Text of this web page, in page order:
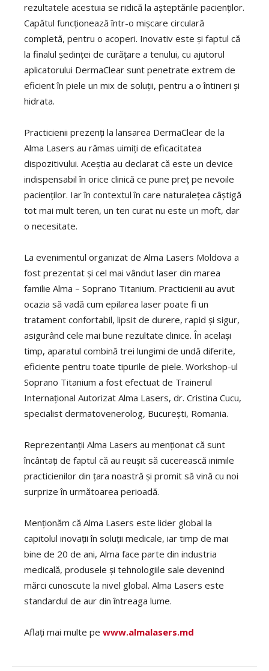
rezultatele acestuia se ridică la așteptările pacienților.
Capătul funcționează într-o mișcare circulară
completă, pentru o acoperi. Inovativ este și faptul că
la finalul ședinței de curățare a tenului, cu ajutorul
aplicatorului DermaClear sunt penetrate extrem de
eficient în piele un mix de soluții, pentru a o întineri și
hidrata.
Practicienii prezenți la lansarea DermaClear de la
Alma Lasers au rămas uimiți de eficacitatea
dispozitivului. Aceștia au declarat că este un device
indispensabil în orice clinică ce pune preț pe nevoile
pacienților. Iar în contextul în care naturalețea câștigă
tot mai mult teren, un ten curat nu este un moft, dar
o necesitate.
La evenimentul organizat de Alma Lasers Moldova a
fost prezentat și cel mai vândut laser din marea
familie Alma – Soprano Titanium. Practicienii au avut
ocazia să vadă cum epilarea laser poate fi un
tratament confortabil, lipsit de durere, rapid și sigur,
asigurând cele mai bune rezultate clinice. În același
timp, aparatul combină trei lungimi de undă diferite,
eficiente pentru toate tipurile de piele. Workshop-ul
Soprano Titanium a fost efectuat de Trainerul
Internațional Autorizat Alma Lasers, dr. Cristina Cucu,
specialist dermatovenerolog, București, Romania.
Reprezentanții Alma Lasers au menționat că sunt
încântați de faptul că au reușit să cucerească inimile
practicienilor din țara noastră și promit să vină cu noi
surprize în următoarea perioadă.
Menționăm că Alma Lasers este lider global la
capitolul inovații în soluții medicale, iar timp de mai
bine de 20 de ani, Alma face parte din industria
medicală, produsele și tehnologiile sale devenind
mărci cunoscute la nivel global. Alma Lasers este
standardul de aur din întreaga lume.
Aflați mai multe pe www.almalasers.md